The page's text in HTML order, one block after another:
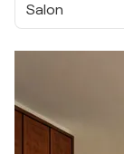
Salon